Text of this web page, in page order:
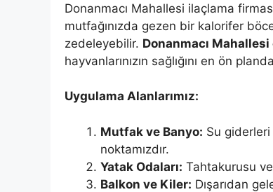
Donanmacı Mahallesi ilaçlama
mutfağınızda gezen bir kalorifer
zedeleyebilir. Donanmacı
hayvanlarınızın sağlığını en ön
Uygulama Alanlarımız:
Mutfak ve Banyo: Su giderleri
noktamızdır.
Yatak Odaları: Tahtakurusu
Balkon ve Kiler: Dışarıdan